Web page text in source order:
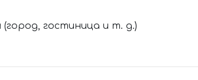
гостиница и т. д.)